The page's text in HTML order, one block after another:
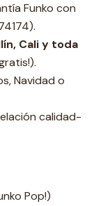
Funko con
Cali y toda
Navidad o
calidad-
Pop!)